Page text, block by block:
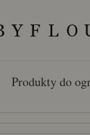
Produkty do